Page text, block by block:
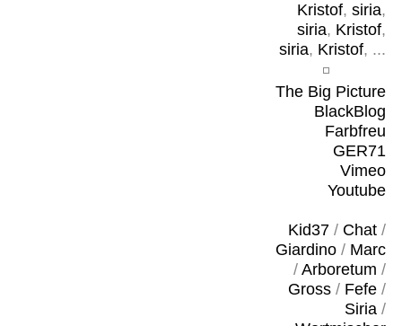
Kristof, siria,
siria, Kristof,
siria, Kristof, ...
The Big Picture
BlackBlog
Farbfreu
GER71
Vimeo
Youtube
Kid37/ Chat/
Giardino/ Marc
/ Arboretum /
Gross/ Fefe/
Siria/